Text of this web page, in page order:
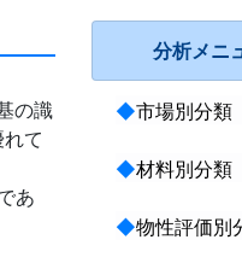
の識
て
あ
分析メニ
◆市場別
◆材料別
◆物性評